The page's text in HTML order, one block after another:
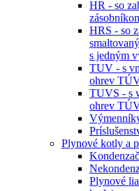
HR - so
HRS - so
s jedným
TUV - s
ohrev
TUVS - s
ohrev
Plynové kotly a
Plynové